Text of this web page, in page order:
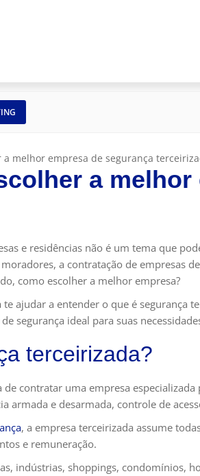
a melhor empresa de segurança
a
e residências não é um tema que
a contratação de empresas
como escolher a melhor empresa?
ajudar a entender o que é segurança
segurança ideal para suas
terceirizada?
de contratar uma empresa
armada e desarmada, controle de
, a empresa terceirizada assume
e remuneração.
indústrias, shoppings, condomínios,